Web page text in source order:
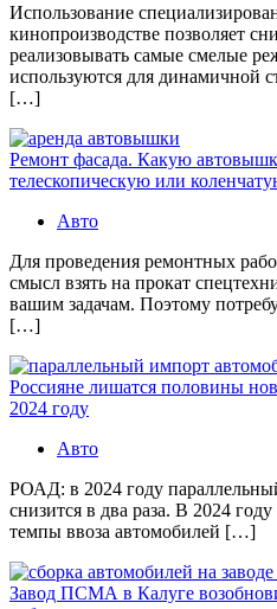
Использование
кинопроизводстве позволяет
реализовывать самые смелые
используются для динамичной
[…]
Ремонт фасада. Какую
телескопическую или
Авто
Для проведения ремонтных
смысл взять на прокат
вашим задачам. Поэтому
[…]
Россияне лишатся половины
2024 году
Авто
РОАД: в 2024 году
снизится в два раза. В 2024
темпы ввоза автомобилей […]
Завод ПСМА в Калуге